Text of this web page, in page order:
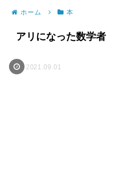
ホーム 本
アリになった数学者
2021.09.01